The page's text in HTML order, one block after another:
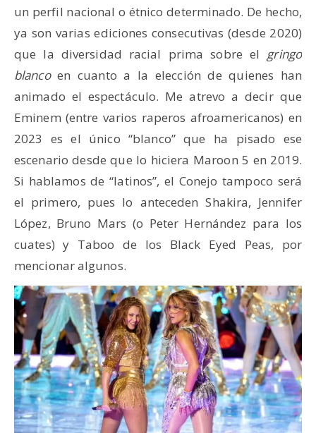
un perfil nacional o étnico determinado. De hecho,
ya son varias ediciones consecutivas (desde 2020)
que la diversidad racial prima sobre el gringo
blancoen cuanto a la elección de quienes han
animado el espectáculo. Me atrevo a decir que
Eminem (entre varios raperos afroamericanos) en
2023 es el único “blanco” que ha pisado ese
escenario desde que lo hiciera Maroon 5 en 2019.
Si hablamos de “latinos”, el Conejo tampoco será
el primero, pues lo anteceden Shakira, Jennifer
López, Bruno Mars (o Peter Hernández para los
cuates) y Taboo de los Black Eyed Peas, por
mencionar algunos.